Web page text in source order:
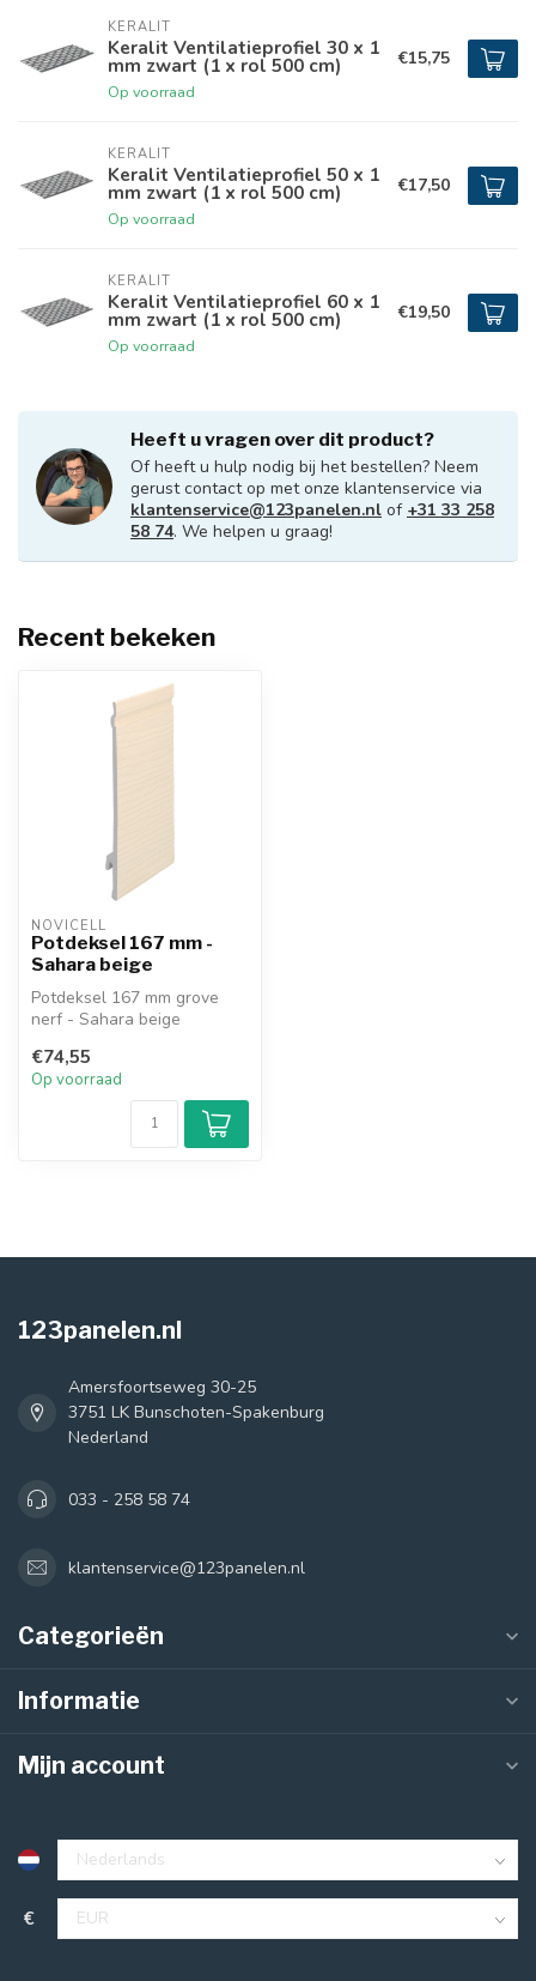
KERALIT
Keralit Ventilatieprofiel 30 x 1
mm zwart (1 x rol 500 cm)
Op voorraad
€15,75
KERALIT
Keralit Ventilatieprofiel 50 x 1
mm zwart (1 x rol 500 cm)
Op voorraad
€17,50
KERALIT
Keralit Ventilatieprofiel 60 x 1
mm zwart (1 x rol 500 cm)
Op voorraad
€19,50
Heeft u vragen over dit product?
Of heeft u hulp nodig bij het bestellen? Neem
gerust contact op met onze klantenservice via
klantenservice@123panelen.nl of +31 33 258
58 74. We helpen u graag!
Recent bekeken
NOVICELL
Potdeksel 167 mm -
Sahara beige
Potdeksel 167 mm grove
nerf - Sahara beige
€74,55
Op voorraad
123panelen.nl
Amersfoortseweg 30-25
3751 LK Bunschoten-Spakenburg
Nederland
033 - 258 58 74
klantenservice@123panelen.nl
Categorieën
Informatie
Mijn account
€